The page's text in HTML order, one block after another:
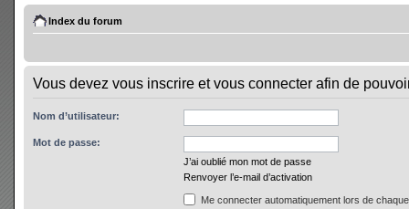
Index du forum
Vous devez vous inscrire et vous connecter afin de
Nom d’utilisateur:
Mot de passe:
J’ai oublié mon mot de passe
Renvoyer l’e-mail d’activation
Me connecter automatiquement lors de